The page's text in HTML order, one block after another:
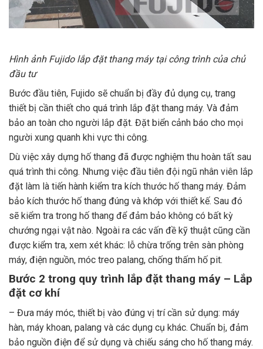
Hình ảnh Fujido lắp đặt thang máy tại công trình của chủ
đầu tư
Bước đầu tiên, Fujido sẽ chuẩn bị đầy đủ dụng cụ, trang
thiết bị cần thiết cho quá trình lắp đặt thang máy. Và đảm
bảo an toàn cho người lắp đặt. Đặt biển cảnh báo cho mọi
người xung quanh khi vực thi công.
Dù việc xây dựng hố thang đã được nghiệm thu hoàn tất sau
quá trình thi công. Nhưng việc đầu tiên đội ngũ nhân viên lắp
đặt làm là tiến hành kiểm tra kích thước hố thang máy. Đảm
bảo kích thước hố thang đúng và khớp với thiết kế. Sau đó
sẽ kiểm tra trong hố thang để đảm bảo không có bất kỳ
chướng ngại vật nào. Ngoài ra các vấn đề kỹ thuật cũng cần
được kiểm tra, xem xét khác: lỗ chừa trống trên sàn phòng
máy, điện nguồn, móc treo palang, chống thấm hố pit.
Bước 2 trong quy trình lắp đặt thang máy – Lắp
đặt cơ khí
– Đưa máy móc, thiết bị vào đúng vị trí cần sử dụng: máy
hàn, máy khoan, palang và các dụng cụ khác. Chuẩn bị, đảm
bảo nguồn điện để sử dụng và chiếu sáng cho hố thang máy.